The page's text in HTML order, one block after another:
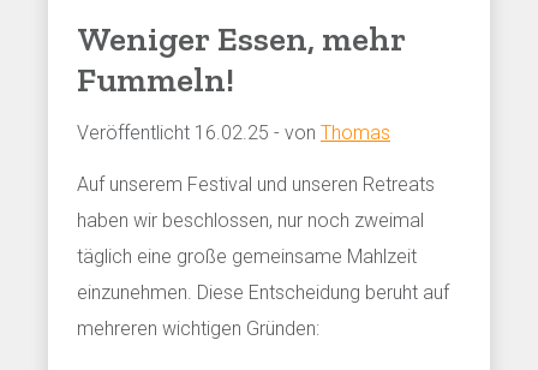
Weniger Essen, mehr
Fummeln!
Veröffentlicht 16.02.25 - von Thomas
Auf unserem Festival und unseren Retreats
haben wir beschlossen, nur noch zweimal
täglich eine große gemeinsame Mahlzeit
einzunehmen. Diese Entscheidung beruht auf
mehreren wichtigen Gründen: